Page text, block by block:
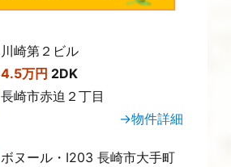
川崎第２ビル
4.5万円 2DK
長崎市赤迫２丁目
→物件詳細
ボヌール・Ⅰ203 長崎市大手町